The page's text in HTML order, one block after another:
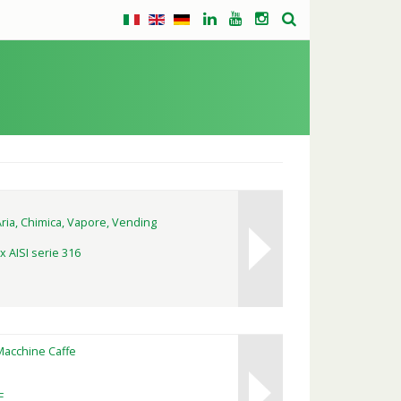
Chimica, Vapore, Vending
AISI serie 316
Caffe